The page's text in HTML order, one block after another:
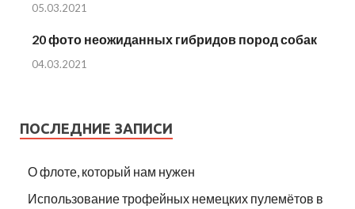
05.03.2021
20 фото неожиданных гибридов пород собак
04.03.2021
ПОСЛЕДНИЕ ЗАПИСИ
О флоте, который нам нужен
Использование трофейных немецких пулемётов в